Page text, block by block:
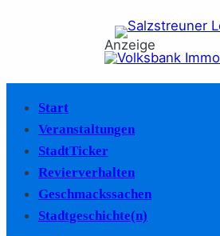
Anzeige
Start
Veranstaltungen
StadtTicker
Revierverhalten
Geschmackssachen
Stadtgeschichte(n)